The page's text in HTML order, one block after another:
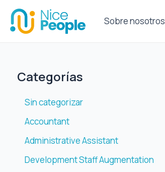
contenido
Sobre nosotros
Categorías
Sin categorizar
Accountant
Administrative Assistant
Development Staff Augmentation